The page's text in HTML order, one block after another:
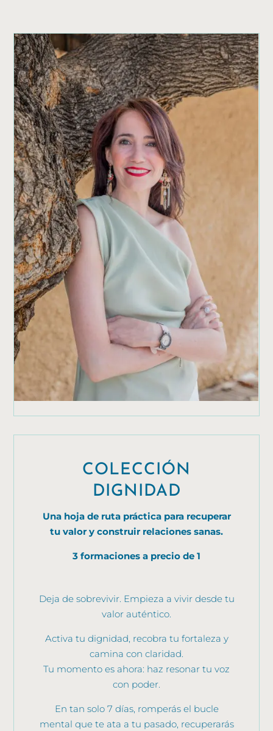
COLECCIÓN
DIGNIDAD
Una hoja de ruta práctica para recuperar
tu valor y construir relaciones sanas.
3 formaciones a precio de 1
Deja de sobrevivir. Empieza a vivir desde tu
valor auténtico.
Activa tu dignidad, recobra tu fortaleza y
camina con claridad.
Tu momento es ahora: haz resonar tu voz
con poder.
En tan solo 7 días, romperás el bucle
mental que te ata a tu pasado, recuperarás